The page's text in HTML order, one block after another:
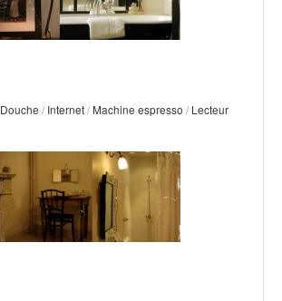
Douche / Internet/ Machine espresso / Lecteur